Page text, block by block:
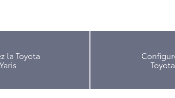
la Toyota
Yaris